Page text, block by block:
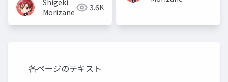
Shigeki
Morizane
3.6K
各ページのテキスト